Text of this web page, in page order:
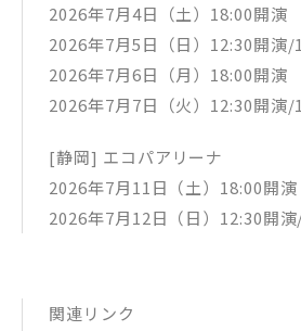
2026年7月4日（土）18:00開演
2026年7月5日（日）12:30開演/
2026年7月6日（月）18:00開演
2026年7月7日（火）12:30開演/
[静岡] エコパアリーナ
2026年7月11日（土）18:00開演
2026年7月12日（日）12:30開
関連リンク